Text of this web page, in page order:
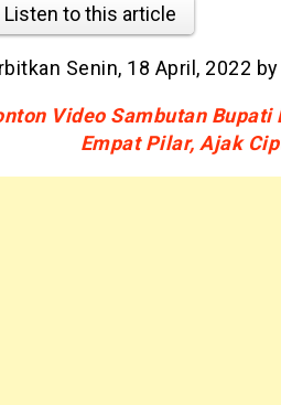
Listen to this article
Senin, 18 April, 2022 by
Video Sambutan
Empat Pilar, Ajak